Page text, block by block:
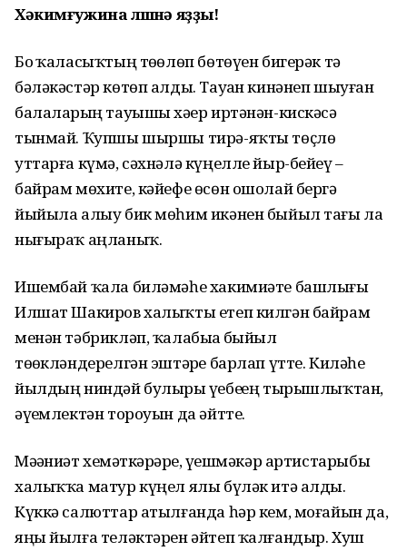
Хәкимғужина өлөшөнә яҙҙы!
Боҙ ҡаласыҡтың төҙөлөп бөтөүен бигерәк тә
бәләкәстәр көтөп алды. Тауҙан кинәнеп шыуған
балаларҙың тауышы хәҙер иртәнән-кискәсә
тынмай. Ҡупшы шыршы тирә-яҡты төҫлө
уттарға күмә, сәхнәлә күңелле йыр-бейеү –
байрам мөхите, кәйефе өсөн ошолай бергә
йыйыла алыу бик мөһим икәнен быйыл тағы ла
нығыраҡ аңланыҡ.
Ишембай ҡала биләмәһе хакимиәте башлығы
Илшат Шакиров халыҡты етеп килгән байрам
менән тәбрикләп, ҡалабыҙҙа быйыл
төҙөкләндерелгән эштәрҙе барлап үтте. Киләһе
йылдың ниндәй булыры үҙебеҙҙең тырышлыҡтан,
әүҙемлектән тороуын да әйтте.
Мәҙәниәт хеҙмәткәрҙәре, үҙешмәкәр артистарыбыҙ
халыҡҡа матур күңел ялы бүләк итә алды.
Күккә салюттар атылғанда һәр кем, моғайын да,
яңы йылға теләктәрен әйтеп ҡалғандыр. Хуш